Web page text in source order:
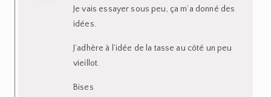
Je vais essayer sous peu, ça m’a donné des
idées.
J’adhère à l’idée de la tasse au côté un peu
vieillot.
Bises